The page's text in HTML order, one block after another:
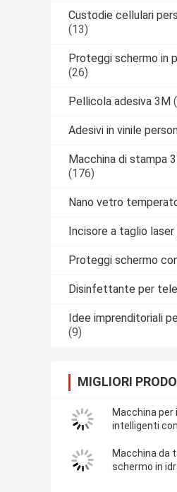
Custodie cellulari
(13)
Proteggi schermo in
(26)
Pellicola adesiva 3M
Adesivi in ​​vinile
Macchina di stampa
(176)
Nano vetro
Incisore a taglio laser
Proteggi schermo
Disinfettante per
Idee imprenditoriali
(9)
MIGLIORI
Macchina per
intelligenti
automatico
Macchina da
schermo in